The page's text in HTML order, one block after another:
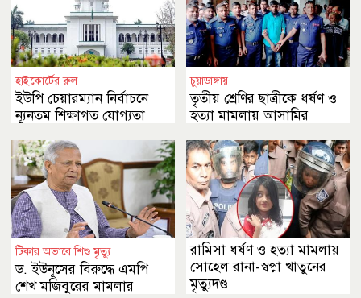
হাইকোর্টের রুল
ইউপি চেয়ারম্যান নির্বাচনে
ন্যূনতম শিক্ষাগত যোগ্যতা
চুয়াডাঙ্গায়
তৃতীয় শ্রেণির ছাত্রীকে ধর্ষণ ও
হত্যা মামলায় আসামির
টিকার অভাবে শিশু মৃত্যু
ড. ইউনূসের বিরুদ্ধে এমপি
শেখ মজিবুরের মামলার
রামিসা ধর্ষণ ও হত্যা মামলায়
সোহেল রানা-স্বপ্না খাতুনের
মৃত্যুদণ্ড